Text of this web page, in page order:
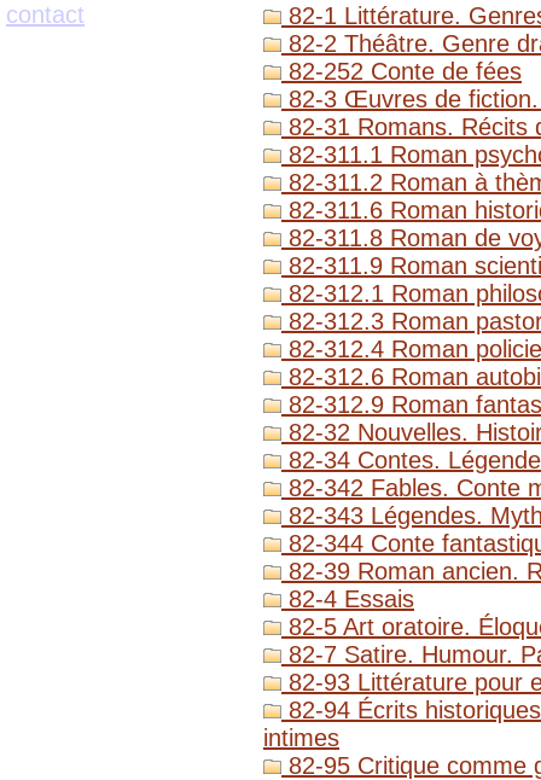
82-1 Littérature.
82-2 Théâtre. Genre
82-252 Conte de fées
82-3 Œuvres de
82-31 Romans. Récits
82-311.1 Roman
82-311.2 Roman à
82-311.6 Roman
82-311.8 Roman de
82-311.9 Roman
82-312.1 Roman
82-312.3 Roman
82-312.4 Roman
82-312.6 Roman
82-312.9 Roman
82-32 Nouvelles.
82-34 Contes.
82-342 Fables. Conte
82-343 Légendes.
82-344 Conte
82-39 Roman ancien.
82-4 Essais
82-5 Art oratoire.
82-7 Satire. Humour.
82-93 Littérature pour
82-94 Écrits
intimes
82-95 Critique comme
contact